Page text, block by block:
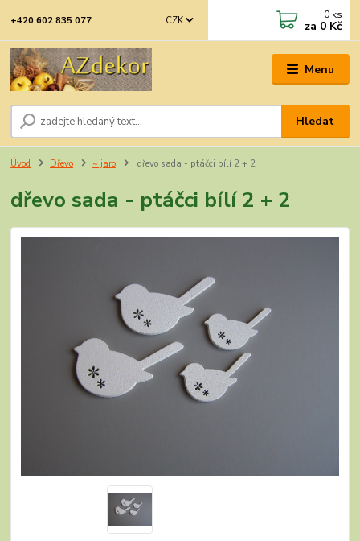
Menu
CZK
Hledat
+420 602 835 077 0 ks
za 0 Kč
Úvod Dřevo ~ jaro dřevo sada - ptáčci bílí 2 + 2
dřevo sada - ptáčci bílí 2 + 2